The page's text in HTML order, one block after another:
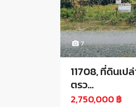
7
11708, ที่ดินเป
ตรว...
2,750,000 ฿